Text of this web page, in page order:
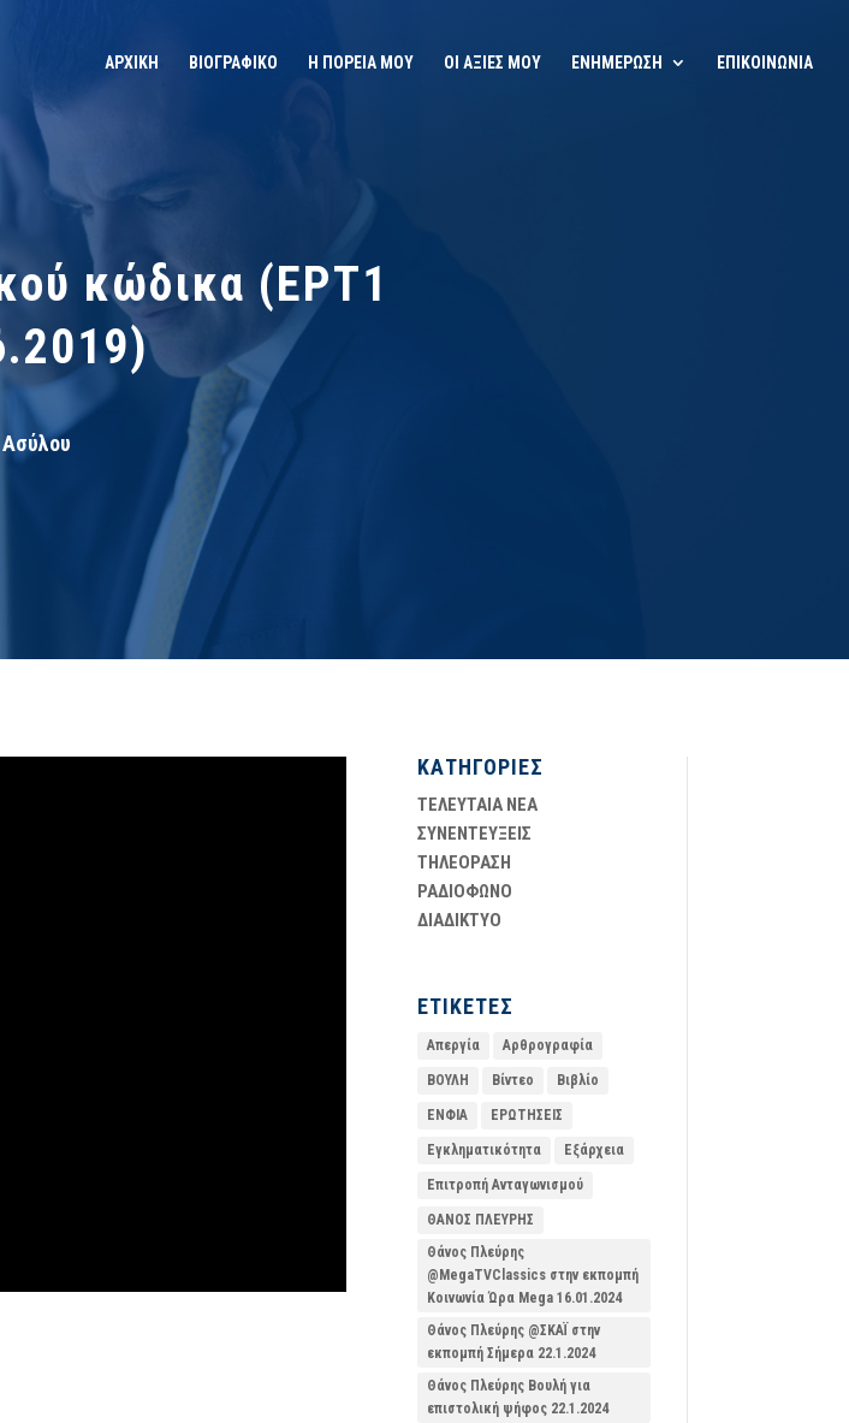
ΑΡΧΙΚΗ ΒΙΟΓΡΑΦΙΚΟ Η ΠΟΡΕΙΑ ΜΟΥ ΟΙ ΑΞΙΕΣ ΜΟΥ ΕΝΗΜΕΡΩΣΗ ΕΠΙΚΟΙΝΩΝΙΑ
κώδικα (ΕΡΤ1
ΚΑΤΗΓΟΡΙΕΣ
ΤΕΛΕΥΤΑΙΑ ΝΕΑ
ΣΥΝΕΝΤΕΥΞΕΙΣ
ΤΗΛΕΟΡΑΣΗ
ΡΑΔΙΟΦΩΝΟ
ΔΙΑΔΙΚΤΥΟ
ΕΤΙΚΕΤΕΣ
Απεργία Αρθρογραφία
ΒΟΥΛΗ Βίντεο Βιβλίο
ΕΝΦΙΑ ΕΡΩΤΗΣΕΙΣ
Εγκληματικότητα Εξάρχεια
Επιτροπή Ανταγωνισμού
ΘΑΝΟΣ ΠΛΕΥΡΗΣ
Θάνος Πλεύρης
@MegaTVClassics στην εκπομπή
Κοινωνία Ώρα Mega 16.01.2024
Θάνος Πλεύρης @ΣΚΑΪ στην
εκπομπή Σήμερα 22.1.2024
Θάνος Πλεύρης Βουλή για
επιστολική ψήφος 22.1.2024